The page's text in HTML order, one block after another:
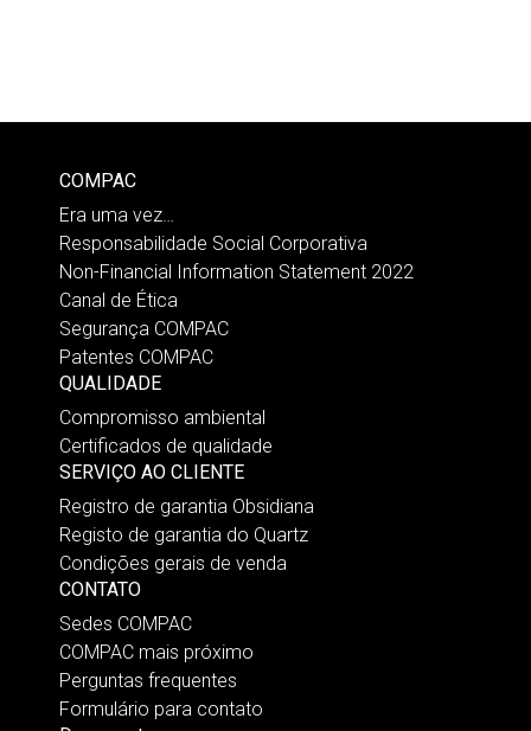
COMPAC
Era uma vez…
Responsabilidade Social Corporativa
Non-Financial Information Statement 2022
Canal de Ética
Segurança COMPAC
Patentes COMPAC
QUALIDADE
Compromisso ambiental
Certificados de qualidade
SERVIÇO AO CLIENTE
Registro de garantia Obsidiana
Registo de garantia do Quartz
Condições gerais de venda
CONTATO
Sedes COMPAC
COMPAC mais próximo
Perguntas frequentes
Formulário para contato